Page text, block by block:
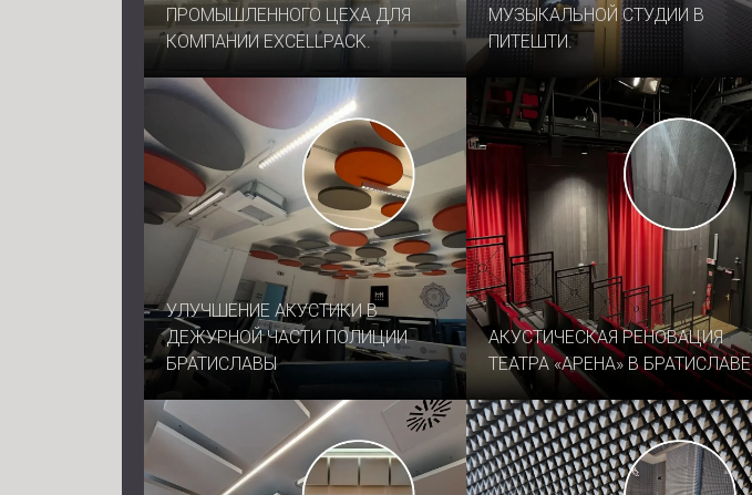
ПРОМЫШЛЕННОГО ЦЕХА ДЛЯ
КОМПАНИИ EXCELLPACK.
МУЗЫКАЛЬНОЙ СТУДИИ В
ПИТЕШТИ.
УЛУЧШЕНИЕ АКУСТИКИ В
ДЕЖУРНОЙ ЧАСТИ ПОЛИЦИИ
БРАТИСЛАВЫ
АКУСТИЧЕСКАЯ РЕНОВАЦИЯ
ТЕАТРА «АРЕНА» В БРАТИСЛАВЕ